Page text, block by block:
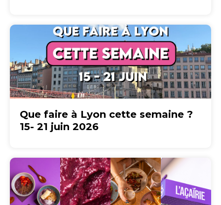
Que faire à Lyon cette semaine ?
15- 21 juin 2026